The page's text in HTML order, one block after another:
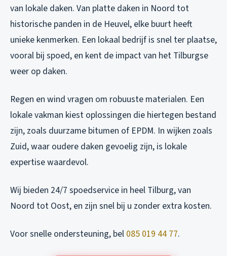
van lokale daken. Van platte daken in Noord tot
historische panden in de Heuvel, elke buurt heeft
unieke kenmerken. Een lokaal bedrijf is snel ter plaatse,
vooral bij spoed, en kent de impact van het Tilburgse
weer op daken.
Regen en wind vragen om robuuste materialen. Een
lokale vakman kiest oplossingen die hiertegen bestand
zijn, zoals duurzame bitumen of EPDM. In wijken zoals
Zuid, waar oudere daken gevoelig zijn, is lokale
expertise waardevol.
Wij bieden 24/7 spoedservice in heel Tilburg, van
Noord tot Oost, en zijn snel bij u zonder extra kosten.
Voor snelle ondersteuning, bel 085 019 44 77.